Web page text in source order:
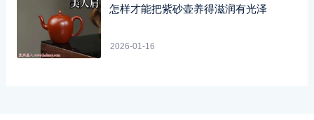
怎样才能把紫砂壶养得滋润有光泽
2026-01-16